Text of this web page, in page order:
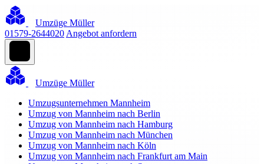
Umzüge Müller
01579-2644020 Angebot anfordern
Umzüge Müller
Umzugsunternehmen Mannheim
Umzug von Mannheim nach Berlin
Umzug von Mannheim nach Hamburg
Umzug von Mannheim nach München
Umzug von Mannheim nach Köln
Umzug von Mannheim nach Frankfurt am Main